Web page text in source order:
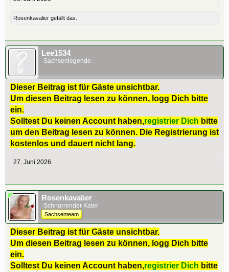
Rosenkavalier gefällt das.
Lee1534
Sachsenlegende
Dieser Beitrag ist für Gäste unsichtbar.
Um diesen Beitrag lesen zu können, logg Dich bitte
ein.
Solltest Du keinen Account haben,registrier Dich bitte
um den Beitrag lesen zu können. Die Registrierung ist
kostenlos und dauert nicht lang.
27. Juni 2026
Rosenkavalier
Schnurrender Kater
Sachsenteam
Dieser Beitrag ist für Gäste unsichtbar.
Um diesen Beitrag lesen zu können, logg Dich bitte
ein.
Solltest Du keinen Account haben,registrier Dich bitte